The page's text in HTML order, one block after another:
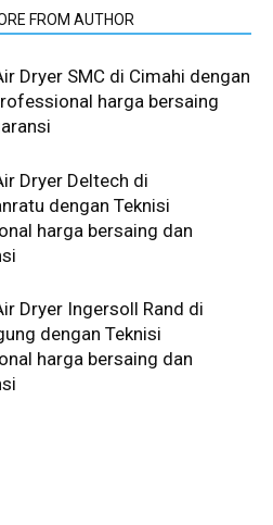
FROM AUTHOR
Dryer SMC di Cimahi dengan
harga bersaing
Dryer Deltech di
dengan Teknisi
harga bersaing dan
Dryer Ingersoll Rand di
dengan Teknisi
harga bersaing dan